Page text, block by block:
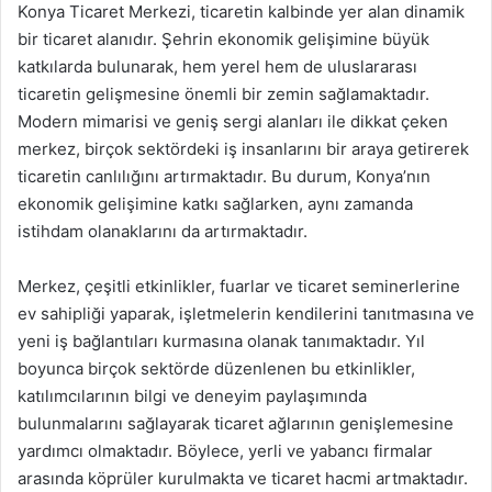
Konya Ticaret Merkezi, ticaretin kalbinde yer alan dinamik
bir ticaret alanıdır. Şehrin ekonomik gelişimine büyük
katkılarda bulunarak, hem yerel hem de uluslararası
ticaretin gelişmesine önemli bir zemin sağlamaktadır.
Modern mimarisi ve geniş sergi alanları ile dikkat çeken
merkez, birçok sektördeki iş insanlarını bir araya getirerek
ticaretin canlılığını artırmaktadır. Bu durum, Konya’nın
ekonomik gelişimine katkı sağlarken, aynı zamanda
istihdam olanaklarını da artırmaktadır.
Merkez, çeşitli etkinlikler, fuarlar ve ticaret seminerlerine
ev sahipliği yaparak, işletmelerin kendilerini tanıtmasına ve
yeni iş bağlantıları kurmasına olanak tanımaktadır. Yıl
boyunca birçok sektörde düzenlenen bu etkinlikler,
katılımcılarının bilgi ve deneyim paylaşımında
bulunmalarını sağlayarak ticaret ağlarının genişlemesine
yardımcı olmaktadır. Böylece, yerli ve yabancı firmalar
arasında köprüler kurulmakta ve ticaret hacmi artmaktadır.